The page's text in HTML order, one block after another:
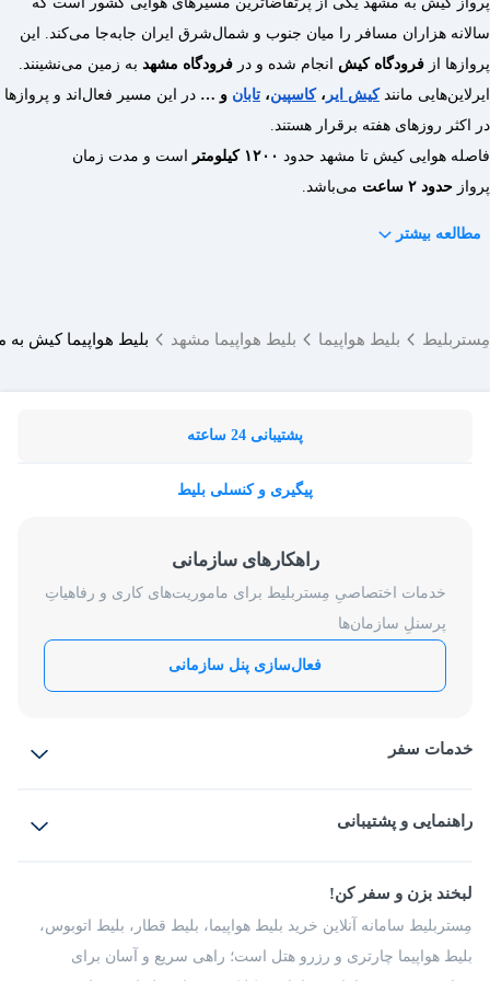
بستگی به قوانین ایرلاین دارد؛ اما بیشتر شرکت‌ها، بلیط الکترونیکی
را می‌پذیرند.
شما می‌توانید از کیش با اتوبوس دریایی به بندرعباس بروید و بلیط
سالانه هزاران مسافر را میان جنوب و شمال‌شرق ایران جابه‌جا می‌کند. این
پروازها از فرودگاه کیش انجام شده و در فرودگاه مشهد به زمین می‌نشینند.
ایرلاین‌هایی مانندکیش‌ ایر ،کاسپین، تابان و … در این مسیر فعال‌اند و پروازها
در اکثر روزهای هفته برقرار هستند.
فاصله هوایی کیش تا مشهد حدود ۱۲۰۰ کیلومتر
است و مدت زمان
پرواز حدود ۲ ساعت می‌باشد.
مطالعه بیشتر
مِستربلیط بلیط هواپیما بلیط هواپیما مشهد بلیط هواپیما کیش به
پشتیبانی 24 ساعته
پیگیری و کنسلی بلیط
راهکارهای سازمانی
خدمات اختصاصیِ مِستربلیط برای ماموریت‌های کاری و رفاهیاتِ
پرسنلِ سازمان‌ها
فعال‌سازی پنل سازمانی
خدمات سفر
بلیط قطار
راهنمایی و پشتیبانی
شرایط و مقررات
راهکار سازمانی
فرصت‌های شغلی
درباره ما
لبخند بزن و سفر کن!
مِستربلیط سامانه آنلاین خرید بلیط هواپیما، بلیط قطار، بلیط اتوبوس،
بلیط هواپیما چارتری و رزرو هتل است؛ راهی سریع و آسان برای